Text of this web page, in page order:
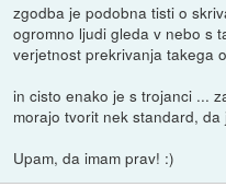
zgodba je podobna tisti o
ogromno ljudi gleda v nebo s
verjetnost prekrivanja takega
in cisto enako je s trojanci ...
morajo tvorit nek standard,
Upam, da imam prav! :)